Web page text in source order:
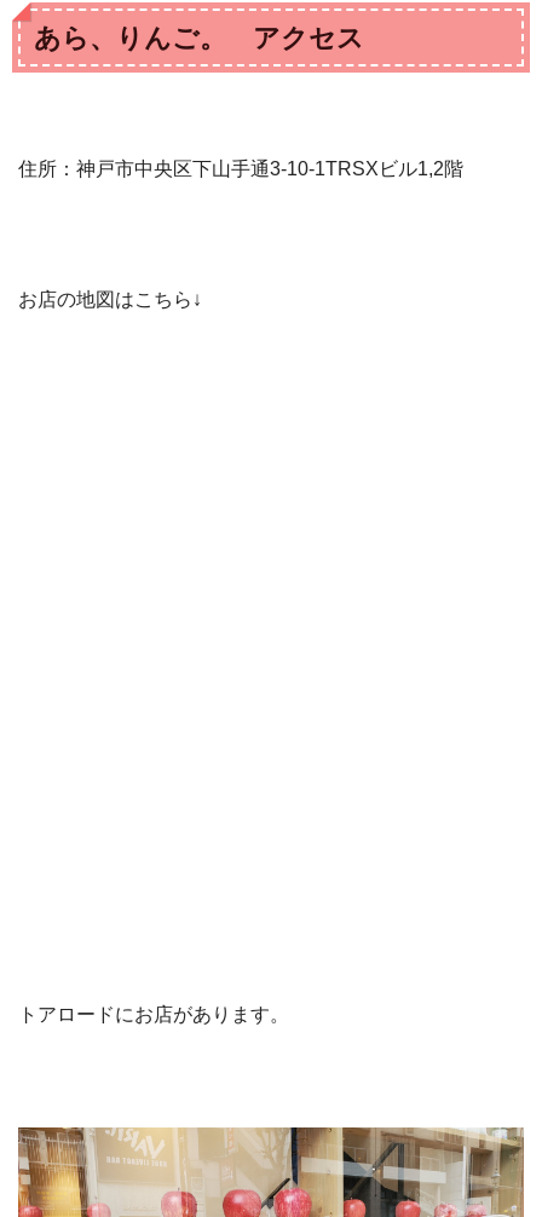
あら、りんご。 アクセス
住所：神戸市中央区下山手通3-10-1TRSXビル1,2階
お店の地図はこちら↓
トアロードにお店があります。